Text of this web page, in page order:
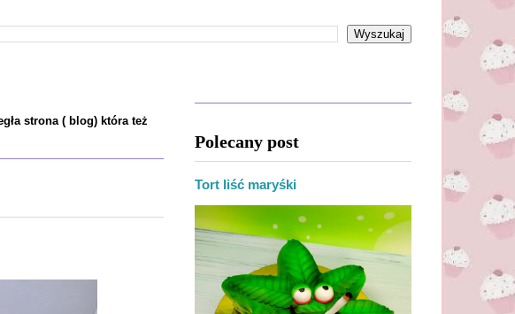
strona ( blog) która też
Polecany post
Tort liść maryśki